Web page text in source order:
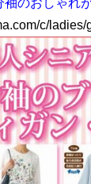
のおしゃれ
c/